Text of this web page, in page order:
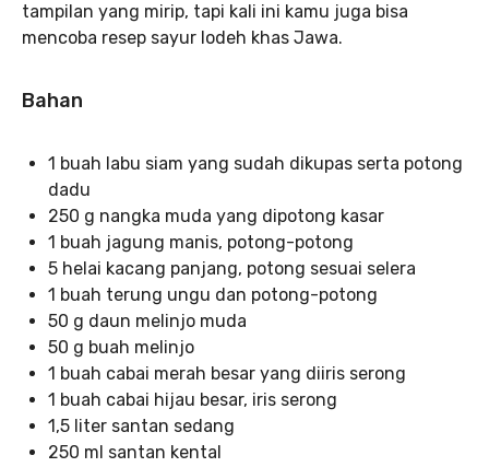
tampilan yang mirip, tapi kali ini kamu juga bisa
mencoba resep sayur lodeh khas Jawa.
Bahan
1 buah labu siam yang sudah dikupas serta potong
dadu
250 g nangka muda yang dipotong kasar
1 buah jagung manis, potong-potong
5 helai kacang panjang, potong sesuai selera
1 buah terung ungu dan potong-potong
50 g daun melinjo muda
50 g buah melinjo
1 buah cabai merah besar yang diiris serong
1 buah cabai hijau besar, iris serong
1,5 liter santan sedang
250 ml santan kental